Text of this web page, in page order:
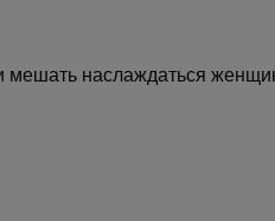
наслаждаться